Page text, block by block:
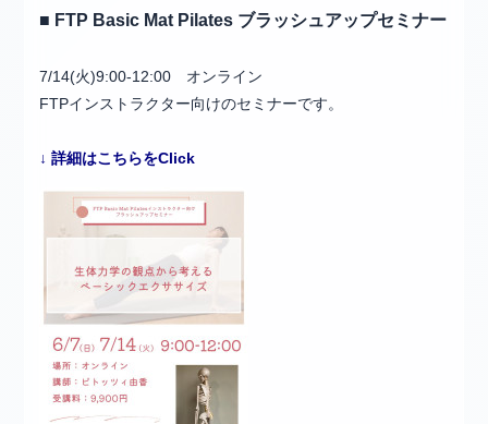
■ FTP Basic Mat Pilates ブラッシュアップセミナー
7/14(火)9:00-12:00 オンライン
FTPインストラクター向けのセミナーです。
↓ 詳細はこちらをClick